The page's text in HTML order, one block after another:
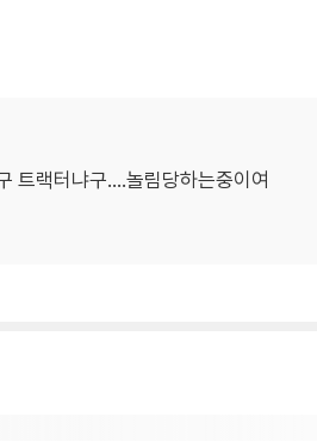
트랙터냐구....놀림당하는중이여